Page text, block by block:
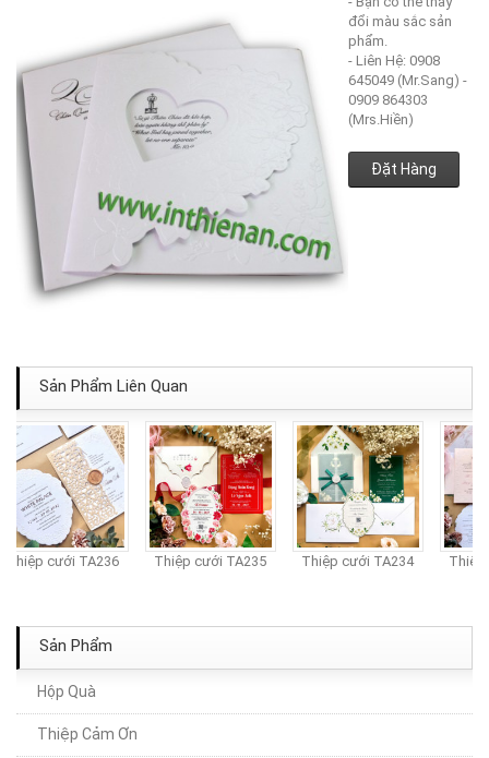
đổi màu sắc sản
phẩm.
- Liên Hệ: 0908
645049 (Mr.Sang) -
0909 864303
(Mrs.Hiền)
Đặt Hàng
Sản Phẩm Liên Quan
Thiệp cưới TA236 Thiệp cưới TA235 Thiệp cưới TA234 Thiệp
Sản Phẩm
Hộp Quà
Thiệp Cảm Ơn
Thiệp Cưới TA260A